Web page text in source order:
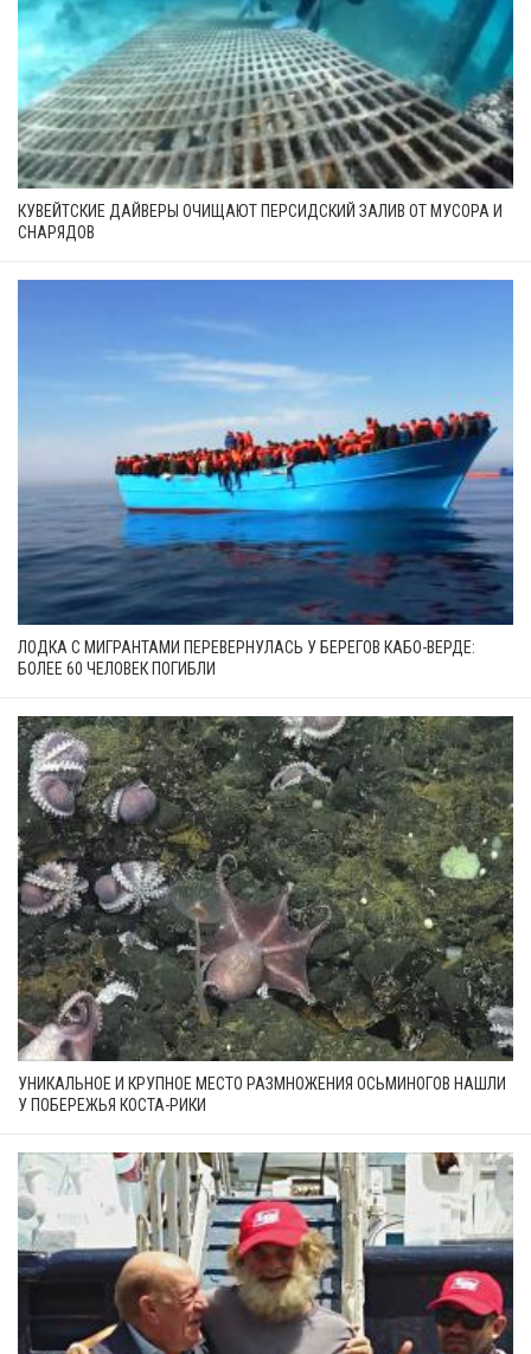
КУВЕЙТСКИЕ ДАЙВЕРЫ ОЧИЩАЮТ ПЕРСИДСКИЙ ЗАЛИВ ОТ МУСОРА И
СНАРЯДОВ
ЛОДКА С МИГРАНТАМИ ПЕРЕВЕРНУЛАСЬ У БЕРЕГОВ КАБО-ВЕРДЕ:
БОЛЕЕ 60 ЧЕЛОВЕК ПОГИБЛИ
УНИКАЛЬНОЕ И КРУПНОЕ МЕСТО РАЗМНОЖЕНИЯ ОСЬМИНОГОВ НАШЛИ
У ПОБЕРЕЖЬЯ КОСТА-РИКИ